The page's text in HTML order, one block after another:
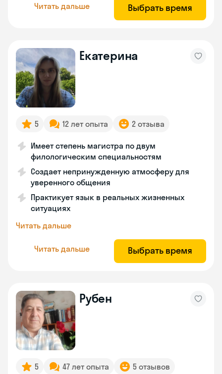
Читать дальше Выбрать время
Екатерина
5 12 лет опыта 2 отзыва
Имеет степень магистра по двум
филологическим специальностям
Создает непринужденную атмосферу для
уверенного общения
Практикует язык в реальных жизненных
ситуациях
Читать дальше
Читать дальше Выбрать время
Рубен
5 47 лет опыта 5 отзывов